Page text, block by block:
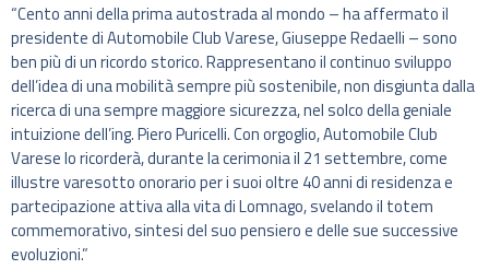
“Cento anni della prima autostrada al mondo – ha affermato il
presidente di Automobile Club Varese, Giuseppe Redaelli – sono
ben più di un ricordo storico. Rappresentano il continuo sviluppo
dell’idea di una mobilità sempre più sostenibile, non disgiunta dalla
ricerca di una sempre maggiore sicurezza, nel solco della geniale
intuizione dell’ing. Piero Puricelli. Con orgoglio, Automobile Club
Varese lo ricorderà, durante la cerimonia il 21 settembre, come
illustre varesotto onorario per i suoi oltre 40 anni di residenza e
partecipazione attiva alla vita di Lomnago, svelando il totem
commemorativo, sintesi del suo pensiero e delle sue successive
evoluzioni.”